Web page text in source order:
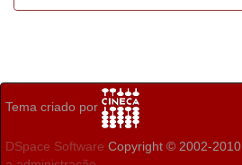
Tema criado por
DSpace Software Copyright © 2002-2010